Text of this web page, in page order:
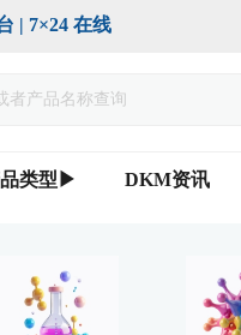
在线
类型▶ DKM资讯